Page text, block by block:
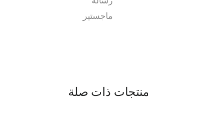
ماجستير
منتجات ذات صلة